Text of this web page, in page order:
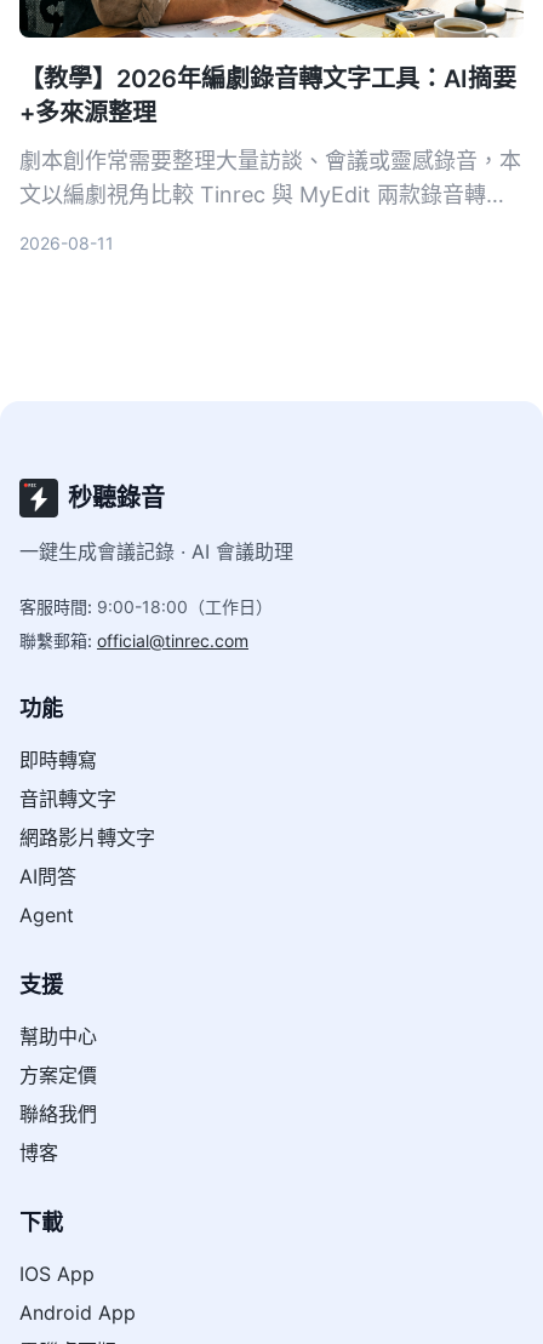
【教學】2026年編劇錄音轉文字工具：AI摘要
+多來源整理
劇本創作常需要整理大量訪談、會議或靈感錄音，本
文以編劇視角比較 Tinrec 與 MyEdit 兩款錄音轉文
2026-08-11
秒聽錄音
一鍵生成會議記錄 · AI 會議助理
客服時間: 9:00-18:00（工作日）
聯繫郵箱: official@tinrec.com
功能
即時轉寫
音訊轉文字
網路影片轉文字
AI問答
Agent
支援
幫助中心
方案定價
聯絡我們
博客
下載
IOS App
Android App